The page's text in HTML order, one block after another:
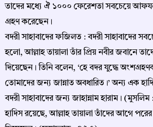
তাদের মধ্যে ঐ ১০০০ ফেরেশতা সবচেয়ে
গ্রহণ করেছেন।
বদরী সাহাবাদের ফজিলত : বদরী সাহাবাদের
হলো, আল্লাহ তায়ালা তাঁর প্রিয় নবীর জবানে
দিয়েছেন। তিনি বলেন, ‘হে বদর যুদ্ধে
তোমাদের জন্য জান্নাত অবধারিত।’ অন্য এক
বদরী সাহাবাদের জন্য জাহান্নাম হারাম।
হাদিস রয়েছে, আল্লাহ তায়ালা তাঁদের আগে